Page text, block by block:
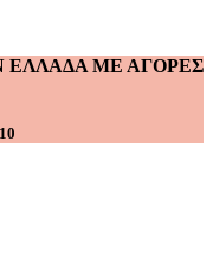
ΕΛΛΑΔΑ ΜΕ ΑΓΟΡΕΣ